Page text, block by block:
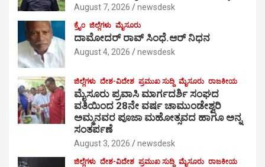
August 7, 2026 newsdesk
ಕ್ರೈಂ ಜಿಲ್ಲೆಗಳು ಮೈಸೂರು
ದಾಮೋದರ್ ರಾವ್ ಸಿಂಧೆ.ಆರ್ ನಿಧನ
August 4, 2026 newsdesk
ಜಿಲ್ಲೆಗಳು ದೇಶ-ವಿದೇಶ ಪ್ರಮುಖ ಸುದ್ದಿ ಮೈಸೂರು ರಾಜಕೀಯ
ಮೈಸೂರು ಪ್ರವಾಸಿ ಮಾರ್ಗದರ್ಶಿ ಸಂಘದ
ವತಿಯಿಂದ 28ನೇ ವರ್ಷ ಚಾಮುಂಡೇಶ್ವರಿ
ಅಮ್ಮನವರ ಪೂಜಾ ಮಹೋತ್ಸವದ ಹಾಗೂ ಅನ್ನ
ಸಂತರ್ಪಣೆ
August 3, 2026 newsdesk
ಜಿಲ್ಲೆಗಳು ದೇಶ-ವಿದೇಶ ಪ್ರಮುಖ ಸುದ್ದಿ ಮೈಸೂರು ರಾಜಕೀಯ